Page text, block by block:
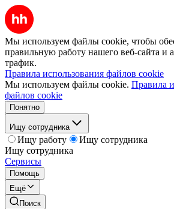
Мы используем файлы cookie, чтобы
правильную работу нашего веб-сайта и
трафик.
Правила использования файлов cookie
Мы используем файлы cookie. Правила
файлов cookie
Понятно
Ищу сотрудника
Ищу работу
Ищу сотрудника
Ищу сотрудника
Сервисы
Помощь
Ещё
Поиск